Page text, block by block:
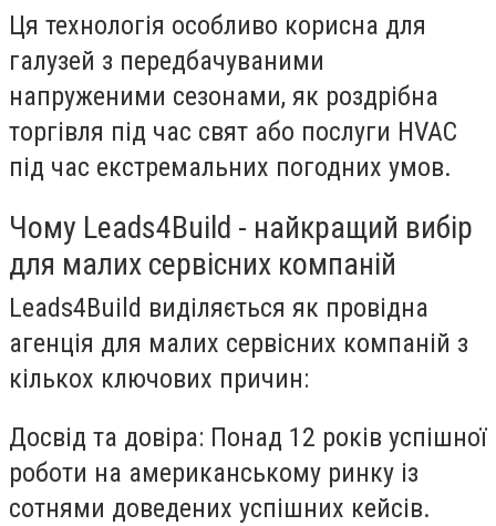
Ця технологія особливо корисна для
галузей з передбачуваними
напруженими сезонами, як роздрібна
торгівля під час свят або послуги HVAC
під час екстремальних погодних умов.
Чому Leads4Build - найкращий вибір
для малих сервісних компаній
Leads4Build виділяється як провідна
агенція для малих сервісних компаній з
кількох ключових причин:
Досвід та довіра: Понад 12 років успішної
роботи на американському ринку із
сотнями доведених успішних кейсів.